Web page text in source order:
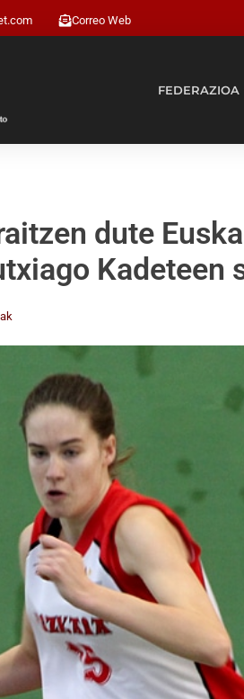
Correo Web
FEDERAZIOA
dute
Kadeteen